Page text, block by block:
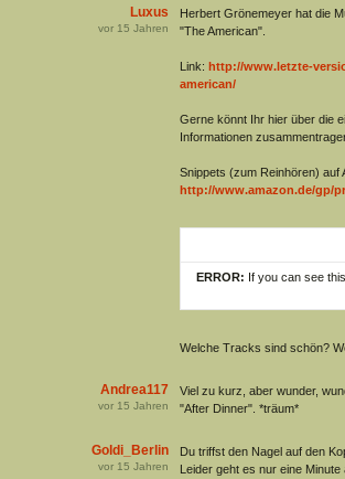
Luxus
vor 15 Jahren
Herbert Grönemeyer hat die
"The American".
Link: http://www.letzte-
american/
Gerne könnt Ihr hier über die
Informationen
Snippets (zum Reinhören) auf
http://www.amazon.de/gp/
ERROR: If you can see
Welche Tracks sind schön?
Andrea117
vor 15 Jahren
Viel zu kurz, aber wunder,
"After Dinner". *träum*
Goldi_Berlin
vor 15 Jahren
Du triffst den Nagel auf den
Leider geht es nur eine